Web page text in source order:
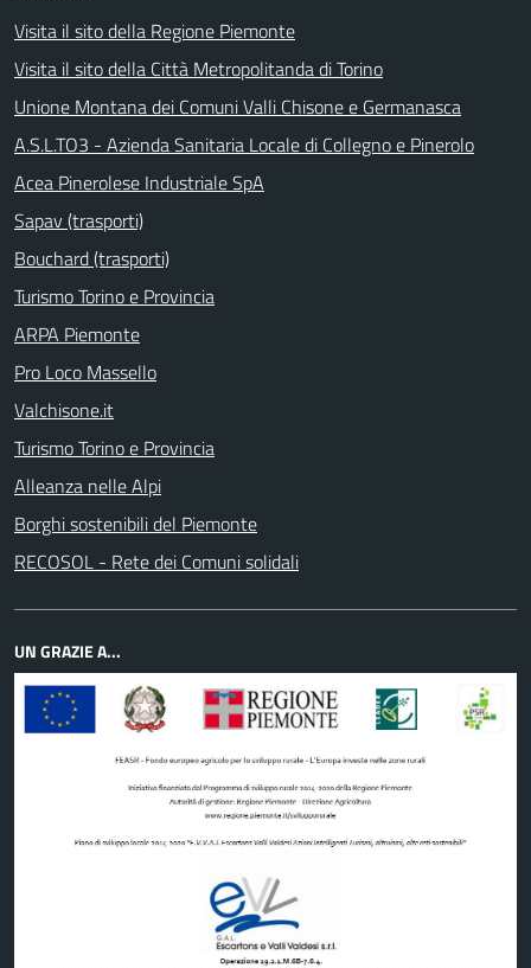
Visita il sito della Regione Piemonte
Visita il sito della Città Metropolitanda di Torino
Unione Montana dei Comuni Valli Chisone e Germanasca
A.S.L.TO3 - Azienda Sanitaria Locale di Collegno e Pinerolo
Acea Pinerolese Industriale SpA
Sapav (trasporti)
Bouchard (trasporti)
Turismo Torino e Provincia
ARPA Piemonte
Pro Loco Massello
Valchisone.it
Turismo Torino e Provincia
Alleanza nelle Alpi
Borghi sostenibili del Piemonte
RECOSOL - Rete dei Comuni solidali
UN GRAZIE A...